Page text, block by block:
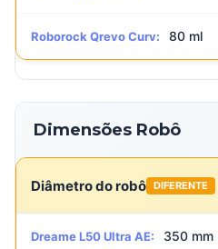
Roborock Qrevo Curv: 80 ml
Dimensões Robô
Diâmetro do robô DIFERENTE
Dreame L50 Ultra AE: 350 mm